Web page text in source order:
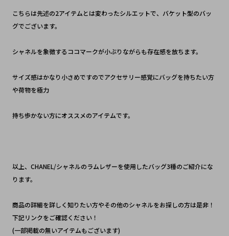
こちらは先述の2アイテムとは変わったシルエットで、バケット型のバッ
グでございます。
シャネルを象徴するココマークが小ぶりながらも存在感を放ちます。
サイズ感はかなり小さめですのでアクセサリー感覚にバッグを持ちたい方
や荷物を極力
持ち歩かない方にオススメのアイテムです。
以上、CHANEL/シャネルのラムレザーを使用したバッグ3種のご紹介にな
ります。
商品の詳細を詳しく知りたい方やその他のシャネルをお探しの方は是非！
下記リンクをご確認ください！
(一部掲載の無いアイテムもございます)